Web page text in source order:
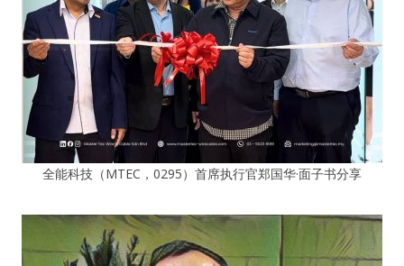
全能科技（MTEC，0295）首席执行官郑国华·面子书分享